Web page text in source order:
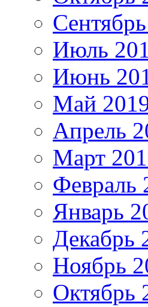
Июль
Июнь
Май
Апрель
Март
Февраль
Январь
Декабрь
Ноябрь
Октябрь